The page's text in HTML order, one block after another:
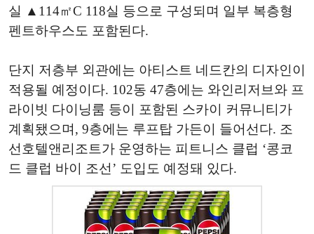
실 ▲114㎡C 118실 등으로 구성되며 일부 복층형
펜트하우스도 포함된다.
단지 저층부 외관에는 아티스트 네드칸의 디자인이
적용될 예정이다. 102동 47층에는 와인리저브와 프
라이빗 다이닝룸 등이 포함된 스카이 커뮤니티가
계획됐으며, 9층에는 루프탑 가든이 들어선다. 조
선호텔앤리조트가 운영하는 피트니스 클럽 ‘콩코
드 클럽 바이 조선’ 도입도 예정돼 있다.